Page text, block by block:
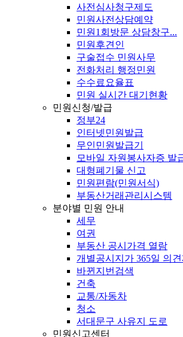
사전심사청구제도
민원사전상담예약
민원1회방문 상담창구...
민원후견인
구술접수 민원사무
전화처리 행정민원
수수료요율표
민원 실시간 대기현황
민원신청/발급
정부24
인터넷민원발급
무인민원발급기
모바일 자원봉사자증 발
대형폐기물 신고
민원편람(민원서식)
부동산거래관리시스템
분야별 민원 안내
세무
여권
부동산 공시가격 열람
개별공시지가 365일 의
바뀐지번검색
건축
교통/자동차
청소
서대문구 사유지 도로
민원신고센터